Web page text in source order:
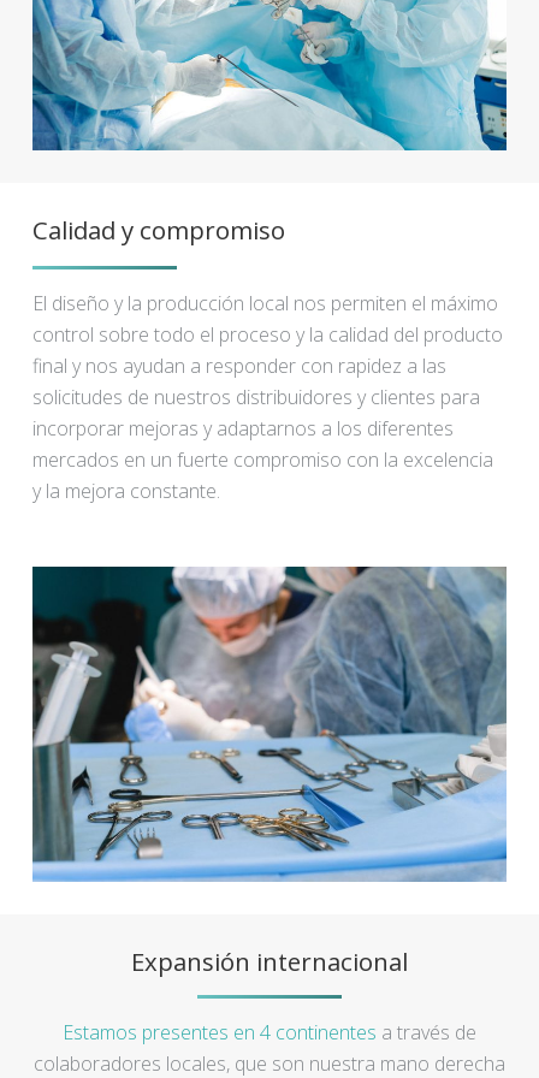
Calidad y compromiso
El diseño y la producción local nos permiten el máximo
control sobre todo el proceso y la calidad del producto
final y nos ayudan a responder con rapidez a las
solicitudes de nuestros distribuidores y clientes para
incorporar mejoras y adaptarnos a los diferentes
mercados en un fuerte compromiso con la excelencia
y la mejora constante.
Expansión internacional
Estamos presentes en 4 continentes a través de
colaboradores locales, que son nuestra mano derecha